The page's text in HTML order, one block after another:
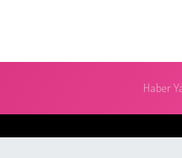
Haber